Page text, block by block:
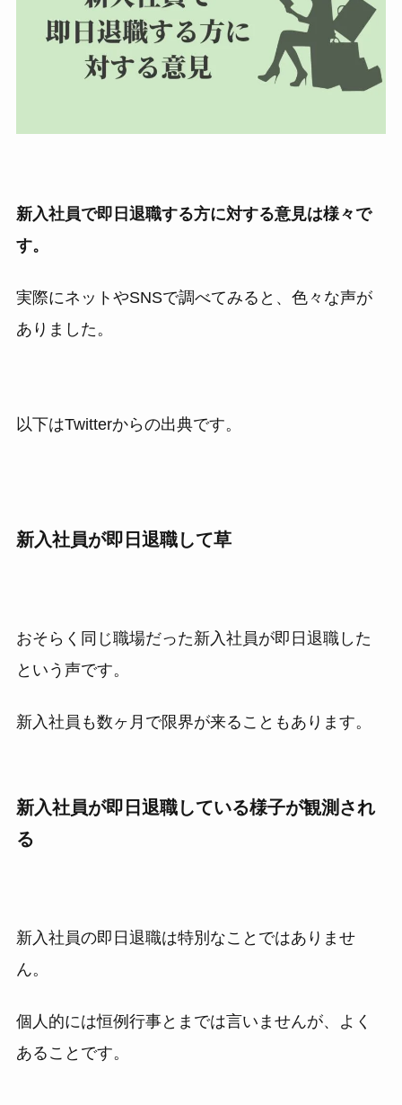
新入社員で即日退職する方に対する意見は様々で
す。
実際にネットやSNSで調べてみると、色々な声が
ありました。
以下はTwitterからの出典です。
新入社員が即日退職して草
おそらく同じ職場だった新入社員が即日退職した
という声です。
新入社員も数ヶ月で限界が来ることもあります。
新入社員が即日退職している様子が観測され
る
新入社員の即日退職は特別なことではありませ
ん。
個人的には恒例行事とまでは言いませんが、よく
あることです。